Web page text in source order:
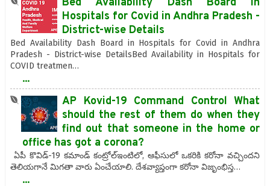
Bed Availability Dash Board in
Hospitals for Covid in Andhra Pradesh -
District-wise Details
Bed Availability Dash Board in Hospitals for Covid in Andhra
Pradesh - District-wise DetailsBed Availability in Hospitals for
COVID treatmen…
...
AP Kovid-19 Command Control What
should the rest of them do when they
find out that someone in the home or
office has got a corona?
ఏపీ కొవిడ్-19 కమాండ్ కంట్రోల్ఇంటిలో, ఆఫీసులో ఒకరికి కరోనా వచ్చిందని
తెలియగానే మిగతా వారు ఏంచేయాలి. దేశవ్యాప్తంగా కరోనా విజృంభిస్త…
...